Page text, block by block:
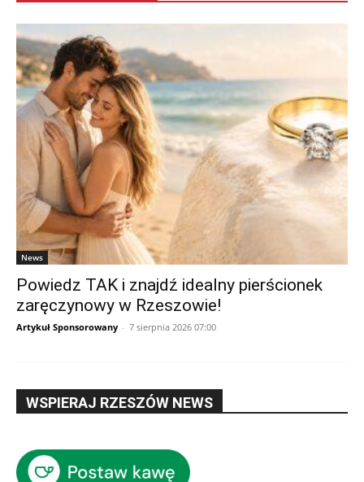
News
Powiedz TAK i znajdź idealny pierścionek
zaręczynowy w Rzeszowie!
Artykuł Sponsorowany - 7 sierpnia 2026 07:00
WSPIERAJ RZESZÓW NEWS